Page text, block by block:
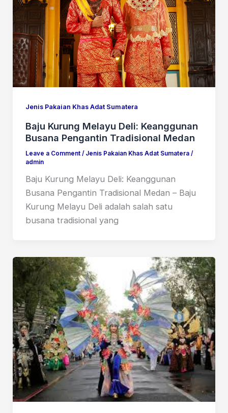
Jenis Pakaian Khas Adat Sumatera
Baju Kurung Melayu Deli: Keanggunan
Busana Pengantin Tradisional Medan
Leave a Comment / Jenis Pakaian Khas Adat Sumatera/
admin
Baju Kurung Melayu Deli: Keanggunan
Busana Pengantin Tradisional Medan – Baju
Kurung Melayu Deli adalah salah satu
busana tradisional yang